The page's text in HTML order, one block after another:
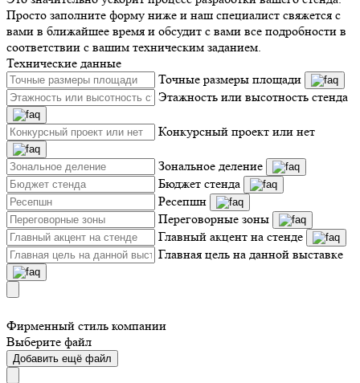
Просто заполните форму ниже и наш специалист свяжется с
вами в ближайшее время и обсудит с вами все подробности в
соответствии с вашим техническим заданием.
Технические данные
Точные размеры площади
Этажность или высотность стенда
Конкурсный проект или нет
Зональное деление
Бюджет стенда
Ресепшн
Переговорные зоны
Главный акцент на стенде
Главная цель на данной выставке
Фирменный стиль компании
Выберите файл
Добавить ещё файл